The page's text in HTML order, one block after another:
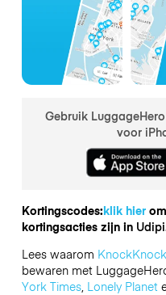
Gebruik
voor
Kortingscodes:klik hier
kortingsacties zijn in
Lees waarom KnockKnock
bewaren met
York Times, Lonely Planet